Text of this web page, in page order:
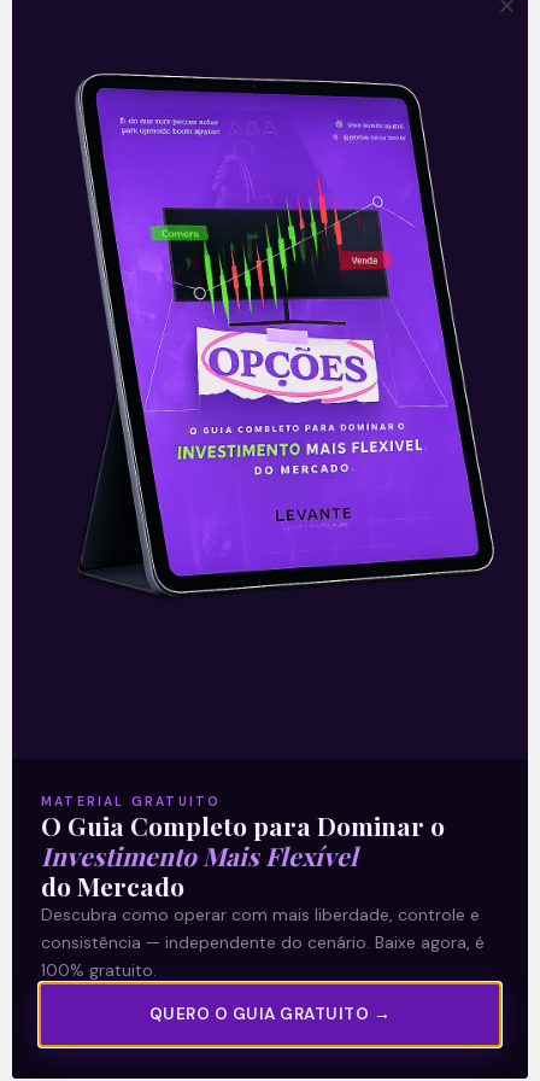
Petrobras pode elevar
investimentos para US$ 70
bilhões
A Petrobras (PETR3/PETR4) divulgará no
próximo dia 25 o plano de negócios
plurianual 2022-2026, segundo notícias
veiculadas na mídia. A expectativa é que
o programa
Leia mais
19/11/2021
Sobre nós
Termos e Condições
Política de Privacidade
Explore
E Eu Com Isso?
MATERIAL GRATUITO
O Guia Completo para Dominar o
Investimento Mais Flexível
do Mercado
Descubra como operar com mais liberdade, controle e
consistência — independente do cenário. Baixe agora, é
100% gratuito.
QUERO O GUIA GRATUITO →